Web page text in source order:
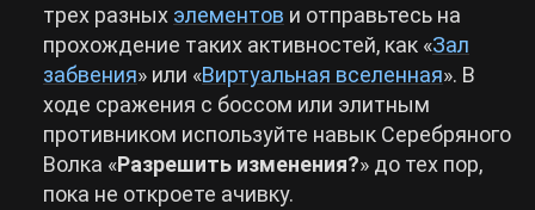
трех разных элементов и отправьтесь на
прохождение таких активностей, как «Зал
забвения» или «Виртуальная вселенная». В
ходе сражения с боссом или элитным
противником используйте навык Серебряного
Волка «Разрешить изменения?» до тех пор,
пока не откроете ачивку.